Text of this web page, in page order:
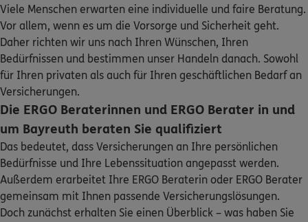
Sehen Sie auf einen Blick Ihre Versicherungen bei ERGO,
dem ERGO Rechtsschutz und der DKV.
Zum Kundenportal
Schaden oder Leistungsfall melden
Bequem online oder telefonisch
ERGO
Christoph Kick
Maximilianstr. 71 95444 Bayreuth
(0.6 km)
Homepage besuchen
Alexander Kurz
Maximilianstraße 71,2 Stock 95444 Bayreuth
(0.6 km)
ERGO
Emirhan Sahin
Maximilianstraße 71,95444 Bayreuth(0.6 km)
Homepage besuchen
Viele Menschen erwarten eine individuelle und faire Beratung.
Vor allem, wenn es um die Vorsorge und Sicherheit geht.
Daher richten wir uns nach Ihren Wünschen, Ihren
Bedürfnissen und bestimmen unser Handeln danach. Sowohl
für Ihren privaten als auch für Ihren geschäftlichen Bedarf an
Versicherungen.
Die ERGO Beraterinnen und ERGO Berater in und
um Bayreuth beraten Sie qualifiziert
Das bedeutet, dass Versicherungen an Ihre persönlichen
Bedürfnisse und Ihre Lebenssituation angepasst werden.
Außerdem erarbeitet Ihre ERGO Beraterin oder ERGO Berater
gemeinsam mit Ihnen passende Versicherungslösungen.
Doch zunächst erhalten Sie einen Überblick – was haben Sie